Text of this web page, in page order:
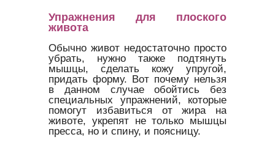
Упражнения для плоского
живота
Обычно живот недостаточно просто
убрать, нужно также подтянуть
мышцы, сделать кожу упругой,
придать форму. Вот почему нельзя
в данном случае обойтись без
специальных упражнений, которые
помогут избавиться от жира на
животе, укрепят не только мышцы
пресса, но и спину, и поясницу.